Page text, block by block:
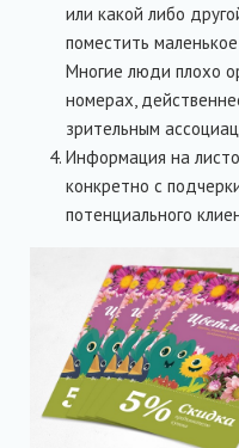
или какой либо
поместить
Многие люди плохо
номерах,
зрительным
Информация на
конкретно с
потенциального